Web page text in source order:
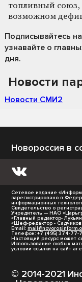
топливный союз,
возможном
Подписывайтесь
узнавайте о
дня.
Новости
Новости СМИ2
Новороссия в
Сетевое издание
зарегистрировано в
информационных
Свидетельство о
Учредитель — НАО
«Главный редактор-
«Шеф-редактор -
Email:
Телефон: +7 (495) 374-77-
Настоящий ресурс может
Использование любых
условии ссылки на сайт
© 2014-2021